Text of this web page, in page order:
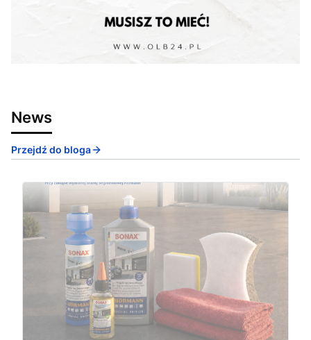
News
Przejdź do bloga